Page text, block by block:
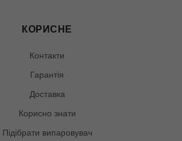
КОРИСНЕ
Контакти
Гарантія
Доставка
Корисно знати
Підібрати випаровувач